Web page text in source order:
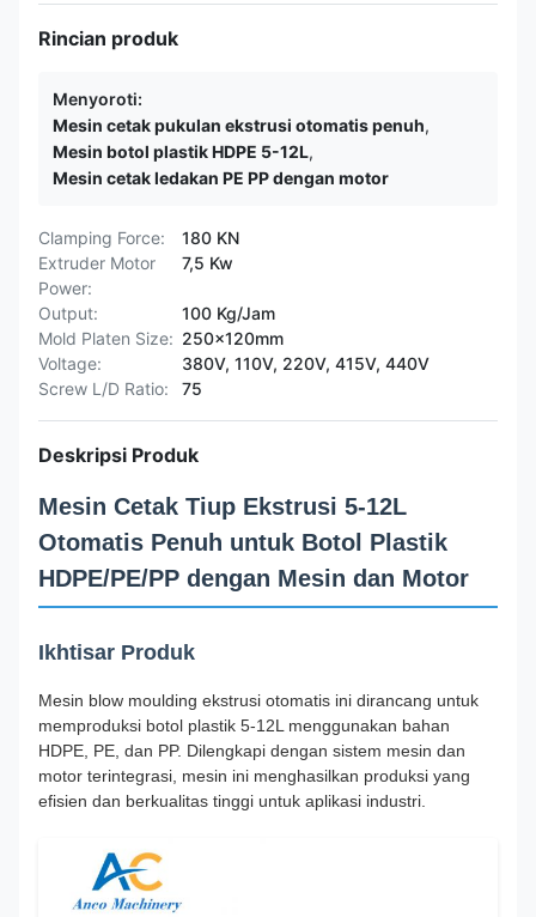
Rincian produk
Menyoroti:
Mesin cetak pukulan ekstrusi otomatis penuh,
Mesin botol plastik HDPE 5-12L,
Mesin cetak ledakan PE PP dengan motor
Clamping Force:
180 KN
Extruder Motor
Power:
7,5 Kw
Output:
100 Kg/Jam
Mold Platen Size: 250x120mm
Voltage:
380V, 110V, 220V, 415V, 440V
Screw L/D Ratio:
75
Deskripsi Produk
Mesin Cetak Tiup Ekstrusi 5-12L
Otomatis Penuh untuk Botol Plastik
HDPE/PE/PP dengan Mesin dan Motor
Ikhtisar Produk
Mesin blow moulding ekstrusi otomatis ini dirancang untuk
memproduksi botol plastik 5-12L menggunakan bahan
HDPE, PE, dan PP. Dilengkapi dengan sistem mesin dan
motor terintegrasi, mesin ini menghasilkan produksi yang
efisien dan berkualitas tinggi untuk aplikasi industri.